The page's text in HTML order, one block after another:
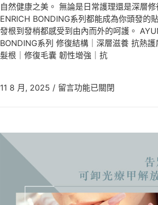
自然健康之美。 無論是日常護理還是深層
ENRICH BONDING系列都能成為你頭發的
發根到發梢都感受到由內而外的呵護。
BONDING系列 修復結構｜深層滋養 抗熱
髮根｜修復毛囊 韌性增強｜抗
11 8 月, 2025 / 留言功能已關閉